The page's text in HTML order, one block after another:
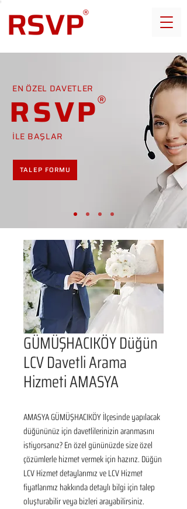
EN ÖZEL DAVETLER
RSVP
İLE BAŞLAR
TALEP FORMU
GÜMÜŞHACIKÖY Düğün
LCV Davetli Arama
Hizmeti AMASYA
AMASYA GÜMÜŞHACIKÖY İlçesinde yapılacak
düğününüz için davetlilerinizin aranmasını
istiyorsanız? En özel gününüzde size özel
çözümlerle hizmet vermek için hazırız. Düğün
LCV Hizmet detaylarımız ve LCV Hizmet
fiyatlarımız hakkında detaylı bilgi için talep
oluşturabilir veya bizleri arayabilirsiniz.